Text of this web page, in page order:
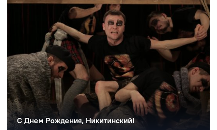
С Днем Рождения, Никитинский!